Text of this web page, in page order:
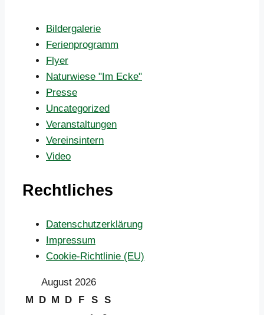
Bildergalerie
Ferienprogramm
Flyer
Naturwiese "Im Ecke"
Presse
Uncategorized
Veranstaltungen
Vereinsintern
Video
Rechtliches
Datenschutzerklärung
Impressum
Cookie-Richtlinie (EU)
August 2026
M
D M D F S
S